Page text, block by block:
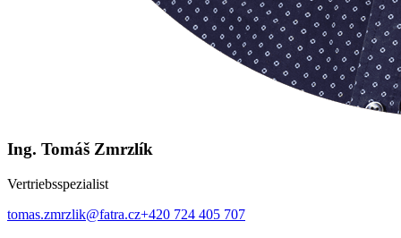
Ing. Tomáš Zmrzlík
Vertriebsspezialist
tomas.zmrzlik@fatra.cz+420 724 405 707